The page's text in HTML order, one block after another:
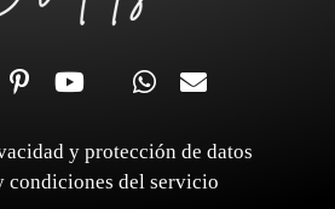
y protección de datos
condiciones del servicio